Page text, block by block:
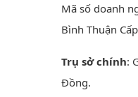
Mã số doanh
Bình Thuận
Trụ sở chính:
Đồng.